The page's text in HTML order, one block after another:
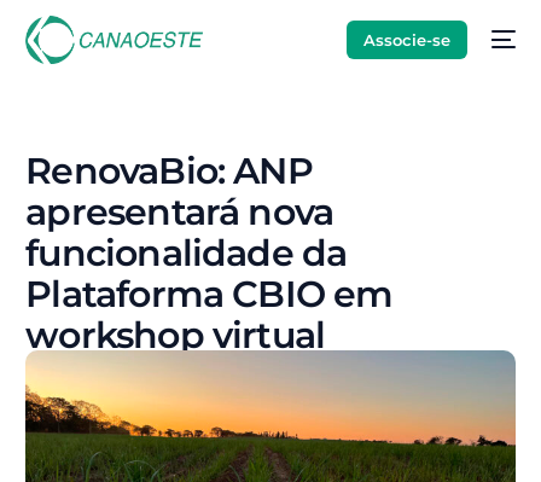
Associe-se
RenovaBio: ANP
apresentará nova
funcionalidade da
Plataforma CBIO em
workshop virtual